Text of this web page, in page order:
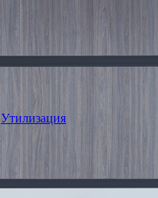
Утилизация